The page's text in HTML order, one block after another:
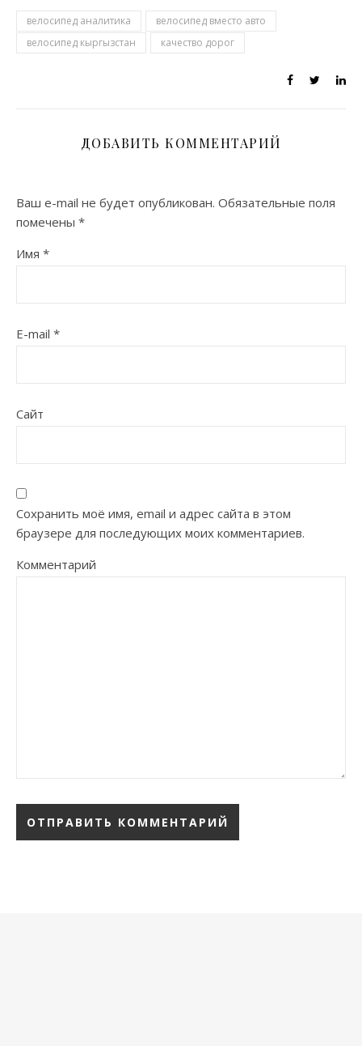
велосипед аналитика
велосипед вместо авто
велосипед кыргызстан
качество дорог
ДОБАВИТЬ КОММЕНТАРИЙ
Ваш e-mail не будет опубликован. Обязательные поля
помечены *
Имя *
E-mail *
Сайт
Сохранить моё имя, email и адрес сайта в этом
браузере для последующих моих комментариев.
Комментарий